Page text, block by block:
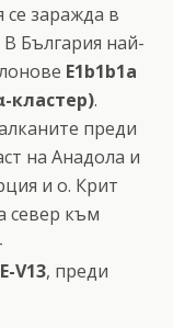
се заражда в
България най-
Е1b1b1a
кластер).
преди
на Aнадола и
и о. Крит
север към
Е-V13, преди